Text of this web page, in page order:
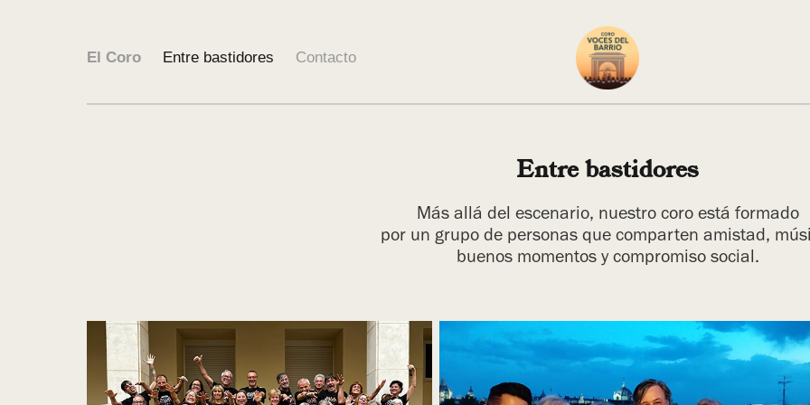
El Coro Entre bastidores Contacto
Entre bastidores
Más allá del escenario, nuestro coro está formado
por un grupo de personas que comparten amistad,
buenos momentos y compromiso social.